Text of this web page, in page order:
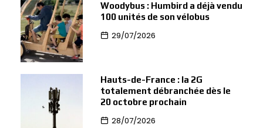
Woodybus : Humbird a déjà vendu
100 unités de son vélobus
29/07/2026
Hauts-de-France : la 2G
totalement débranchée dès le
20 octobre prochain
28/07/2026